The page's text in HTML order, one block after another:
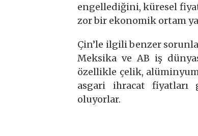
engellediğini, küresel
zor bir ekonomik ortam
Çin’le ilgili benzer
Meksika ve AB iş
özellikle çelik,
asgari ihracat
oluyorlar.